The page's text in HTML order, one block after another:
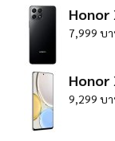
Honor
7,999 บ
Honor
9,299 บ